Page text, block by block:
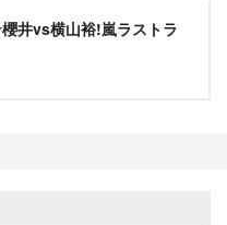
井vs横山裕!嵐ラストラ